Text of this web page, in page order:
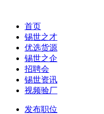
首页
锡世之才
优选货源
锡世之企
招聘会
锡世资讯
视频验厂
发布职位